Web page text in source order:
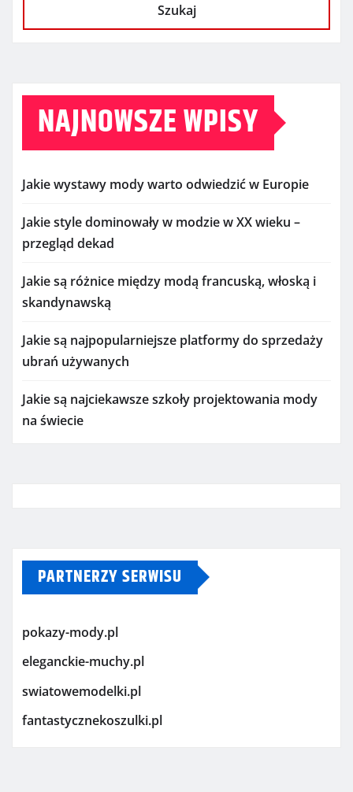
Szukaj
NAJNOWSZE WPISY
Jakie wystawy mody warto odwiedzić w Europie
Jakie style dominowały w modzie w XX wieku –
przegląd dekad
Jakie są różnice między modą francuską, włoską i
skandynawską
Jakie są najpopularniejsze platformy do sprzedaży
ubrań używanych
Jakie są najciekawsze szkoły projektowania mody
na świecie
PARTNERZY SERWISU
pokazy-mody.pl
eleganckie-muchy.pl
swiatowemodelki.pl
fantastycznekoszulki.pl